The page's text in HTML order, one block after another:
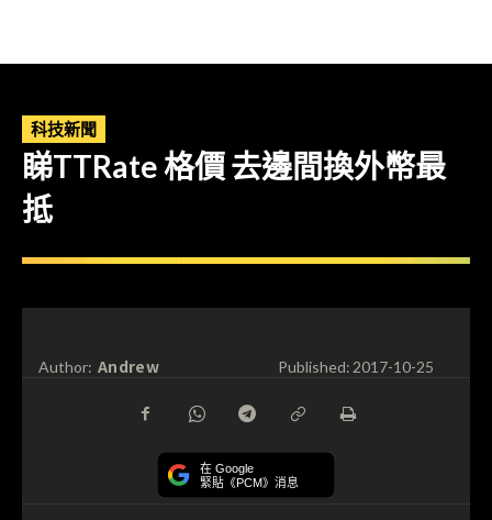
科技新聞
睇TTRate 格價 去邊間換外幣最
抵
Author: Andrew Published:2017-10-25
在 Google
緊貼《PCM》消息